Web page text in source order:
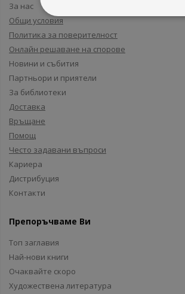
За нас
Общи условия
Политика за поверителност
Онлайн решаване на спорове
Новини и събития
Партньори и приятели
За библиотеки
Доставка
Връщане
Помощ
Често задавани въпроси
Кариера
Дистрибуция
Контакти
Препоръчваме Ви
Топ заглавия
Най-нови книги
Очаквайте скоро
Художествена литература